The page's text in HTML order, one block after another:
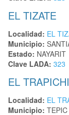
EL TIZATE
Localidad: EL
Municipio:
Estado: NAYARIT
Clave LADA: 323
EL
Localidad: EL
Municipio: TEPIC